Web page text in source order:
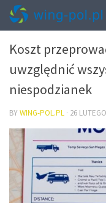
PRZEPROWADZKI –
Koszt
uwzględnić
niespodzianek
BYWING-POL.PL · 26